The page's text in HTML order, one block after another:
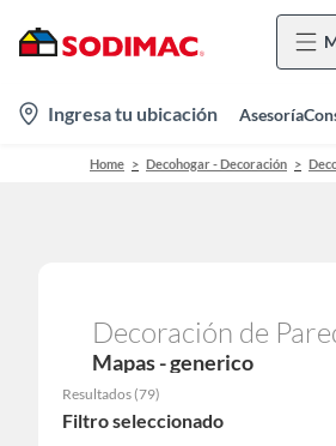
location-
icon
Ingresa tu ubicación Asesoría
Home Decohogar - Decoración
Decoración de
Mapas - generico
Resultados (79)
Filtro seleccionado